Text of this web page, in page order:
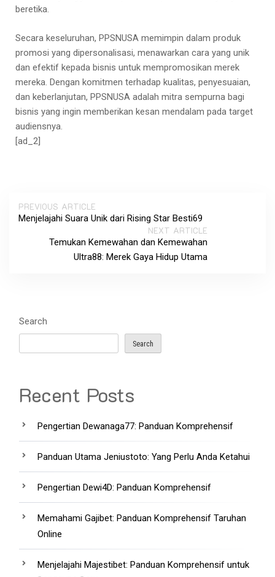
beretika.
Secara keseluruhan, PPSNUSA memimpin dalam produk
promosi yang dipersonalisasi, menawarkan cara yang unik
dan efektif kepada bisnis untuk mempromosikan merek
mereka. Dengan komitmen terhadap kualitas, penyesuaian,
dan keberlanjutan, PPSNUSA adalah mitra sempurna bagi
bisnis yang ingin memberikan kesan mendalam pada target
audiensnya.
[ad_2]
PREVIOUS ARTICLE
Menjelajahi Suara Unik dari Rising Star Besti69
NEXT ARTICLE
Temukan Kemewahan dan Kemewahan
Ultra88: Merek Gaya Hidup Utama
Search
Search
Recent Posts
Pengertian Dewanaga77: Panduan Komprehensif
Panduan Utama Jeniustoto: Yang Perlu Anda Ketahui
Pengertian Dewi4D: Panduan Komprehensif
Memahami Gajibet: Panduan Komprehensif Taruhan
Online
Menjelajahi Majestibet: Panduan Komprehensif untuk